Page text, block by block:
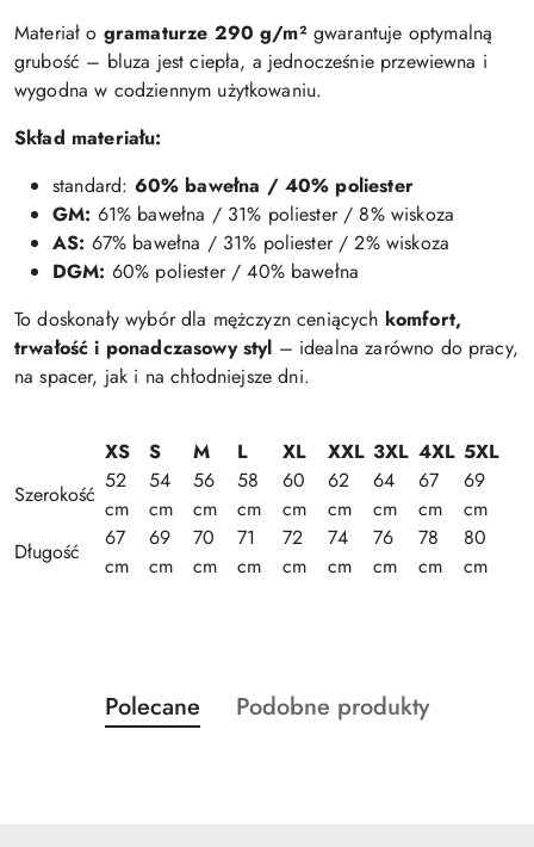
Materiał o gramaturze 290 g/m² gwarantuje optymalną
grubość – bluza jest ciepła, a jednocześnie przewiewna i
wygodna w codziennym użytkowaniu.
Skład materiału:
standard: 60% bawełna / 40% poliester
GM: 61% bawełna / 31% poliester / 8% wiskoza
AS: 67% bawełna / 31% poliester / 2% wiskoza
DGM: 60% poliester / 40% bawełna
To doskonały wybór dla mężczyzn ceniących komfort,
trwałość i ponadczasowy styl – idealna zarówno do pracy,
na spacer, jak i na chłodniejsze dni.
XS S M L XL XXL 3XL 4XL 5XL
Szerokość
52
cm
54
cm
56
cm
58
cm
60
cm
62
cm
64
cm
67
cm
69
cm
Długość
67
cm
69
cm
70
cm
71
cm
72
cm
74
cm
76
cm
78
cm
80
cm
Pomiń karuzelę produktów
Produkty
o
Polecane
Produkty
Podobne produkty